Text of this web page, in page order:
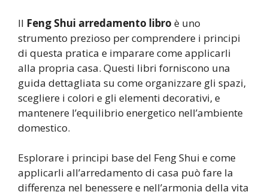
Il Feng Shui arredamento libro è uno
strumento prezioso per comprendere i principi
di questa pratica e imparare come applicarli
alla propria casa. Questi libri forniscono una
guida dettagliata su come organizzare gli spazi,
scegliere i colori e gli elementi decorativi, e
mantenere l’equilibrio energetico nell’ambiente
domestico.
Esplorare i principi base del Feng Shui e come
applicarli all’arredamento di casa può fare la
differenza nel benessere e nell’armonia della vita